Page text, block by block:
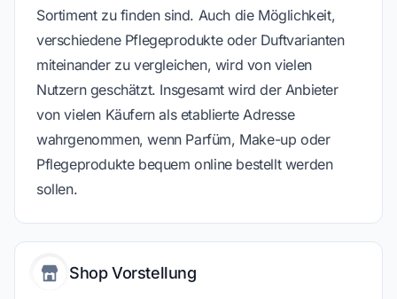
Sortiment zu finden sind. Auch die Möglichkeit,
verschiedene Pflegeprodukte oder Duftvarianten
miteinander zu vergleichen, wird von vielen
Nutzern geschätzt. Insgesamt wird der Anbieter
von vielen Käufern als etablierte Adresse
wahrgenommen, wenn Parfüm, Make-up oder
Pflegeprodukte bequem online bestellt werden
sollen.
Shop Vorstellung